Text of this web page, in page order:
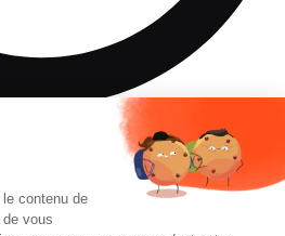
dans la taille de ski que vous